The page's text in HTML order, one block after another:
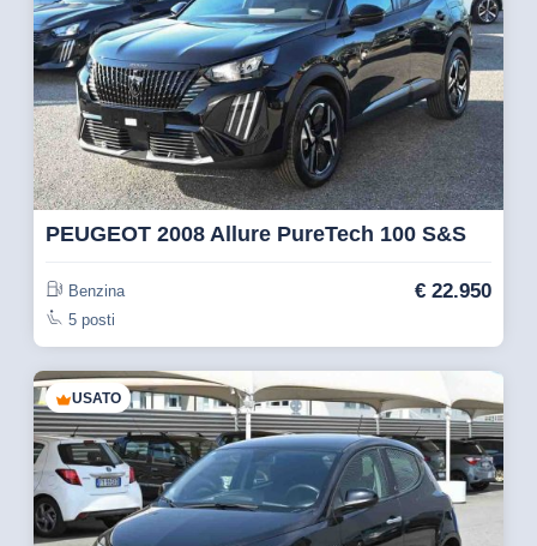
PEUGEOT 2008 Allure PureTech 100 S&S
Benzina
5 posti
€ 22.950
USATO